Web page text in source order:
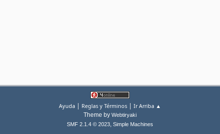
Ayuda | Reglas y Términos | Ir Arriba ▲
Theme by Webtiryaki
SMF 2.1.4 © 2023, Simple Machines